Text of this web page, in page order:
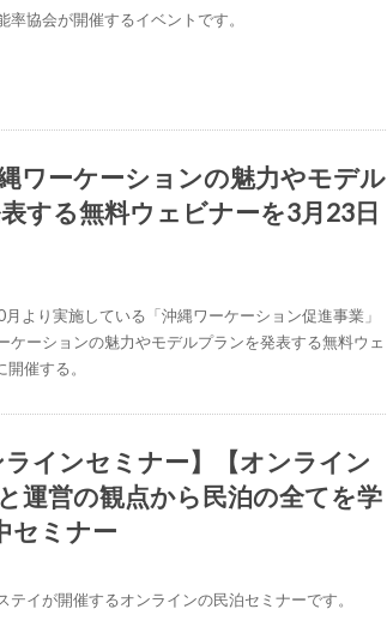
率協会が開催するイベントです。
ワーケーションの魅力やモデル
する無料ウェビナーを3月23日
より実施している「沖縄ワーケーション促進事業」
ケーションの魅力やモデルプランを発表する無料ウェ
催する。
ラインセミナー】【オンライン
運営の観点から民泊の全てを学
セミナー
テイが開催するオンラインの民泊セミナーです。